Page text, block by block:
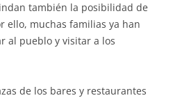
también la posibilidad de
ello, muchas familias ya han
al pueblo y visitar a los
de los bares y restaurantes